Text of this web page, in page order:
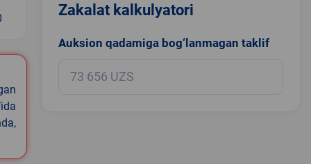
Zakalat kalkulyatori
Auksion qadamiga bog‘lanmagan taklif